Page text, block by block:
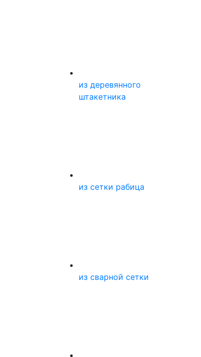
из деревянного
штакетника
из сетки рабица
из сварной сетки